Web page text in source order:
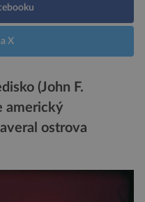
X
(John F.
americký
ostrova